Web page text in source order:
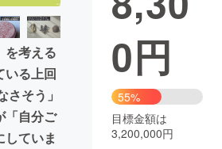
地域活性化
Good
CAMPFIRE Creation
さと納税machi-ya コミュニティ
を考える
いる上回
そう」
「自分ご
していま
0円
55%
目標金額は
3,200,000円